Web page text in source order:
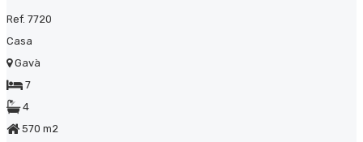
Ref. 7720
Casa
Gavà
7
4
570 m2